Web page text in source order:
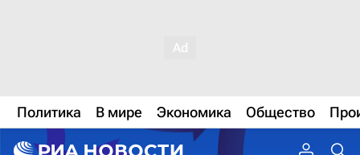
Политика В мире Экономика Общество